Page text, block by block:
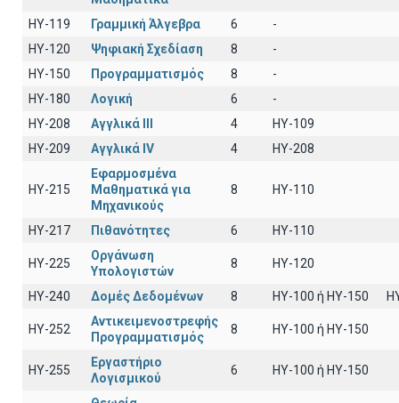
HY-119 Γραμμική Άλγεβρα 6
-
HY-120
Ψηφιακή Σχεδίαση 8
-
HY-150
Προγραμματισμός 8
-
HY-180
Λογική 6
-
HY-208
Αγγλικά III 4
HY-109
HY-209
Αγγλικά IV 4 HY-208
HY-215
Εφαρμοσμένα
Μαθηματικά για
Μηχανικούς
8 ΗΥ-110
HY-217 Πιθανότητες 6 ΗΥ-110
HY-225
Οργάνωση
Υπολογιστών
8 HY-120
HY-240 Δομές Δεδομένων 8 HY-100 ή HY-150
HY-252
Αντικειμενοστρεφής
Προγραμματισμός
8 ΗΥ-100 ή HY-150
HY-255
Εργαστήριο
Λογισμικού
6 ΗΥ-100 ή ΗΥ-150